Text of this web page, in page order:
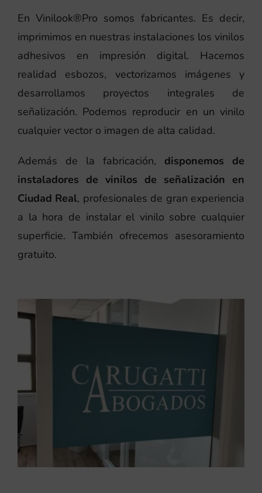
En Vinilook®Pro somos fabricantes. Es decir,
imprimimos en nuestras instalaciones los vinilos
adhesivos en impresión digital. Hacemos
realidad esbozos, vectorizamos imágenes y
desarrollamos proyectos integrales de
señalización. Podemos reproducir en un vinilo
cualquier vector o imagen de alta calidad.
Además de la fabricación, disponemos de
instaladores de vinilos de señalización en
Ciudad Real, profesionales de gran experiencia
a la hora de instalar el vinilo sobre cualquier
superficie. También ofrecemos asesoramiento
gratuito.